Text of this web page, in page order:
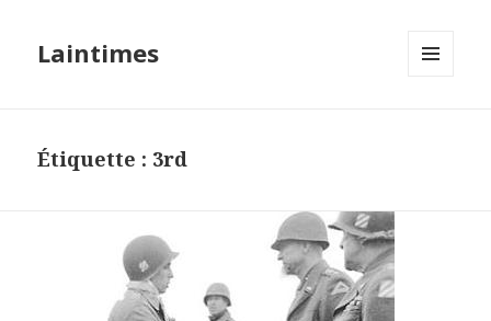
Laintimes
Étiquette : 3rd